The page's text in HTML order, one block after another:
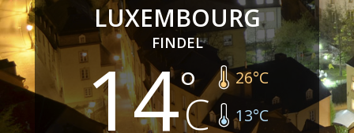
LUXEMBOURG
FINDEL
14 26°C
13°C